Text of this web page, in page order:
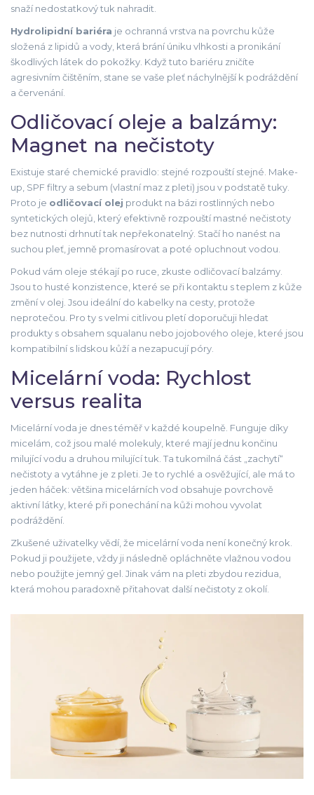
snaží nedostatkový tuk nahradit.
Hydrolipidní bariéra je ochranná vrstva na povrchu kůže
složená z lipidů a vody, která brání úniku vlhkosti a pronikání
škodlivých látek do pokožky Když tuto bariéru zničíte
agresivním čištěním, stane se vaše pleť náchylnější k podráždění
a červenání.
Odličovací oleje a balzámy:
Magnet na nečistoty
Existuje staré chemické pravidlo: stejné rozpouští stejné. Make-
up, SPF filtry a sebum (vlastní maz z pleti) jsou v podstatě tuky.
Proto je odličovací olej produkt na bázi rostlinných nebo
syntetických olejů, který efektivně rozpouští mastné nečistoty
bez nutnosti drhnutítak nepřekonatelný. Stačí ho nanést na
suchou pleť, jemně promasírovat a poté opluchnout vodou.
Pokud vám oleje stékají po ruce, zkuste odličovací balzámy.
Jsou to husté konzistence, které se při kontaktu s teplem z kůže
změní v olej. Jsou ideální do kabelky na cesty, protože
neprotečou. Pro ty s velmi citlivou pletí doporučuji hledat
produkty s obsahem squalanu nebo jojobového oleje, které jsou
kompatibilní s lidskou kůží a nezapucují póry.
Micelární voda: Rychlost
versus realita
Micelární voda je dnes téměř v každé koupelně. Funguje díky
micelám, což jsou malé molekuly, které mají jednu končinu
milující vodu a druhou milující tuk. Ta tukomilná část „zachytí“
nečistoty a vytáhne je z pleti. Je to rychlé a osvěžující, ale má to
jeden háček: většina micelárních vod obsahuje povrchově
aktivní látky, které při ponechání na kůži mohou vyvolat
podráždění.
Zkušené uživatelky vědí, že micelární voda není konečný krok.
Pokud ji použijete, vždy ji následně opláchněte vlažnou vodou
nebo použijte jemný gel. Jinak vám na pleti zbydou rezidua,
která mohou paradoxně přitahovat další nečistoty z okolí.